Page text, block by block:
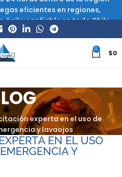
0 $0
experta en el uso de
y lavaojos
EN EL USO
Y
eficientes en regiones,
ágil y confiable en todo Chile.